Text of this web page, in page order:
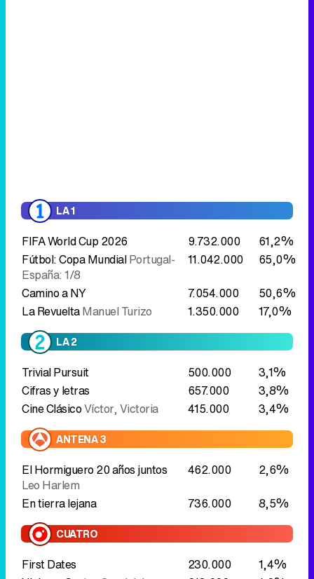
LA 1
FIFA World Cup 2026 9.732.000
61,2%
Fútbol: Copa MundialPortugal-
España: 1/8
11.042.000
65,0%
Camino a NY
7.054.000
50,6%
La RevueltaManuel Turizo 1.350.000 17,0%
LA 2
Trivial Pursuit 500.000
3,1%
Cifras y letras
657.000
3,8%
Cine ClásicoVíctor, Victoria 415.000 3,4%
ANTENA 3
El Hormiguero 20 años juntos
Leo Harlem
462.000
2,6%
En tierra lejana
736.000 8,5%
CUATRO
First Dates 230.000
1,4%